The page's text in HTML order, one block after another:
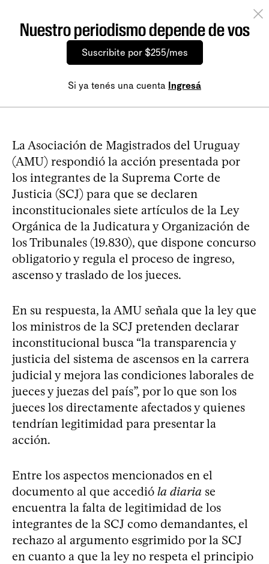
Nuestro periodismo depende de vos
Suscribite por $255/mes
Si ya tenés una cuenta Ingresá
La Asociación de Magistrados del Uruguay
(AMU) respondió la acción presentada por
los integrantes de la Suprema Corte de
Justicia (SCJ) para que se declaren
inconstitucionales siete artículos de la Ley
Orgánica de la Judicatura y Organización de
los Tribunales (19.830), que dispone concurso
obligatorio y regula el proceso de ingreso,
ascenso y traslado de los jueces.
En su respuesta, la AMU señala que la ley que
los ministros de la SCJ pretenden declarar
inconstitucional busca “la transparencia y
justicia del sistema de ascensos en la carrera
judicial y mejora las condiciones laborales de
jueces y juezas del país”, por lo que son los
jueces los directamente afectados y quienes
tendrían legitimidad para presentar la
acción.
Entre los aspectos mencionados en el
documento al que accedió la diaria se
encuentra la falta de legitimidad de los
integrantes de la SCJ como demandantes, el
rechazo al argumento esgrimido por la SCJ
en cuanto a que la ley no respeta el principio